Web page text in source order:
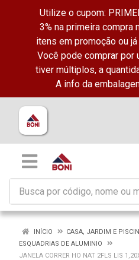
Utilize o cupom:
3% na primeira compra
itens em promoção ou
Você pode comprar por
tiver múltiplos, a
A info da
INÍCIO
CASA, JARDIM E
ESQUADRIAS DE ALUMINIO
JANELA CORRER HO NAT 2FLS LIS